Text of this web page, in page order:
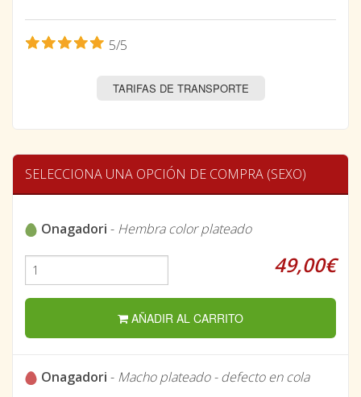
5/5
TARIFAS DE TRANSPORTE
SELECCIONA UNA OPCIÓN DE COMPRA (SEXO)
Onagadori - Hembra color plateado
49,00€
AÑADIR AL CARRITO
Onagadori - Macho plateado - defecto en cola